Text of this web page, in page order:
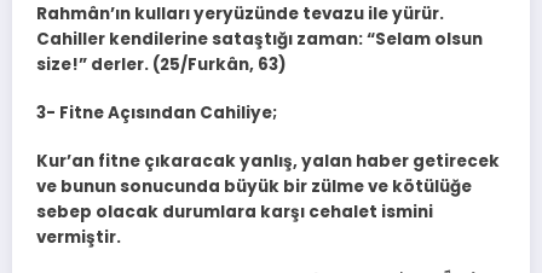
Rahmân’ın kulları yeryüzünde tevazu ile yürür.
Cahiller kendilerine sataştığı zaman: “Selam olsun
size!” derler. (25/Furkân, 63)
3- Fitne Açısından Cahiliye;
Kur’an fitne çıkaracak yanlış, yalan haber getirecek
ve bunun sonucunda büyük bir zülme ve kötülüğe
sebep olacak durumlara karşı cehalet ismini
vermiştir.